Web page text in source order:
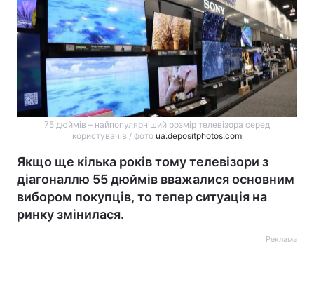
75 дюймів – найпопулярніший розмір телевізора серед
користувачів / фото ua.depositphotos.com
Якщо ще кілька років тому телевізори з
діагоналлю 55 дюймів вважалися основним
вибором покупців, то тепер ситуація на
ринку змінилася.
Реклама